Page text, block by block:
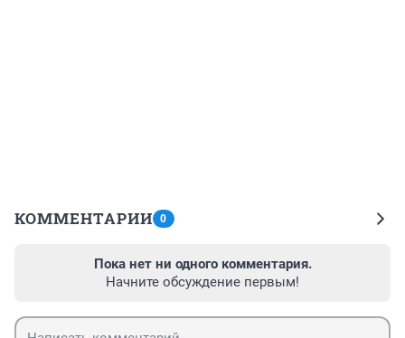
КОММЕНТАРИИ 0
Пока нет ни одного комментария.
Начните обсуждение первым!